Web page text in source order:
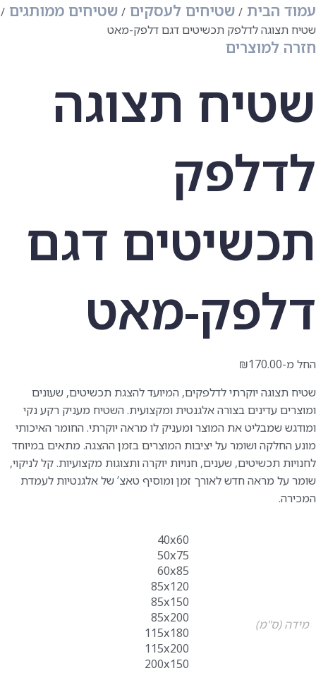
עמוד הבית שטיחים לעסקים שטיחים ממותגים
שטיח תצוגה לדלפק תכשיטים דגם דלפק-מאט
חזרה למוצרים
שטיח תצוגה
לדלפק
תכשיטים דגם
דלפק-מאט
החל מ- ₪170.00
שטיח תצוגה יוקרתי לדלפקים, המיועד להצגת תכשיטים, שעונים
ומוצרים עדינים בצורה אלגנטית ומקצועית. השטיח מעניק רקע נקי
ומודגש שמבליט את המוצר ומעניק לו מראה יוקרתי. החומר האיכותי
מונע החלקה ושומר על יציבות המוצרים בזמן ההצגה. מתאים במיוחד
לחנויות תכשיטים, שענים, חנויות יוקרה ותצוגות מקצועיות. קל לניקוי,
שומר על מראה חדש לאורך זמן ומוסיף טאצ’ של אלגנטיות לעמדת
המכירה.
מידה (ס"מ)
40x60
50x75
60x85
85x120
85x150
85x200
115x180
115x200
200x150